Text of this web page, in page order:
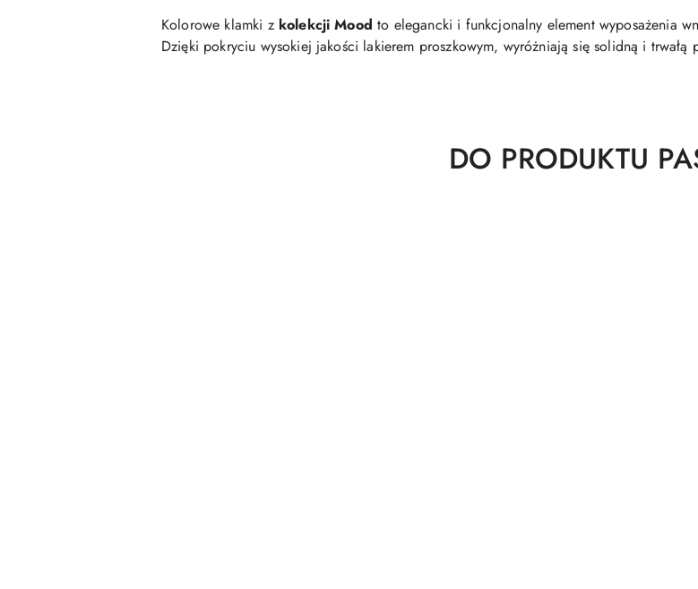
Kolorowe klamki z kolekcji Mood to elegancki i funkcjonalny element wyposażenia
Dzięki pokryciu wysokiej jakości lakierem proszkowym, wyróżniają się solidną i trwałą
Produkty
DO PRODUKTU